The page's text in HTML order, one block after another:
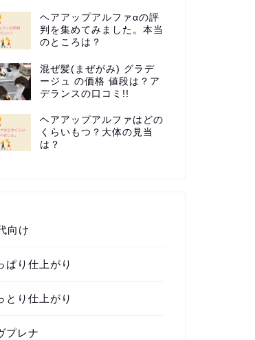
ヘアアップアルファαの評
判を集めてみました。本当
のところは？
混ぜ髪(まぜがみ) グラデ
ージュ の価格 値段は？ア
デランスの口コミ!!
ヘアアップアルファはどの
くらいもつ？大体の見当
は？
向け
ぱり仕上がり
とり仕上がり
プレナ